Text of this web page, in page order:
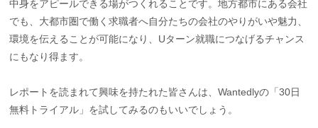
中身をアピールできる場がつくれることです。地方都市にある会社
でも、大都市圏で働く求職者へ自分たちの会社のやりがいや魅力、
環境を伝えることが可能になり、Uターン就職につなげるチャンス
にもなり得ます。
レポートを読まれて興味を持たれた皆さんは、Wantedlyの「30日
無料トライアル」を試してみるのもいいでしょう。